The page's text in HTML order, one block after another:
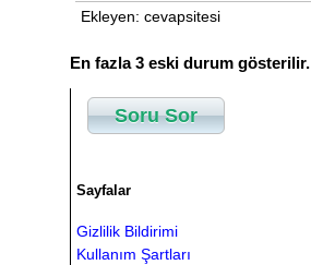
Ekleyen: cevapsitesi
En fazla 3 eski durum gösterilir.
Soru Sor
Sayfalar
Gizlilik Bildirimi
Kullanım Şartları